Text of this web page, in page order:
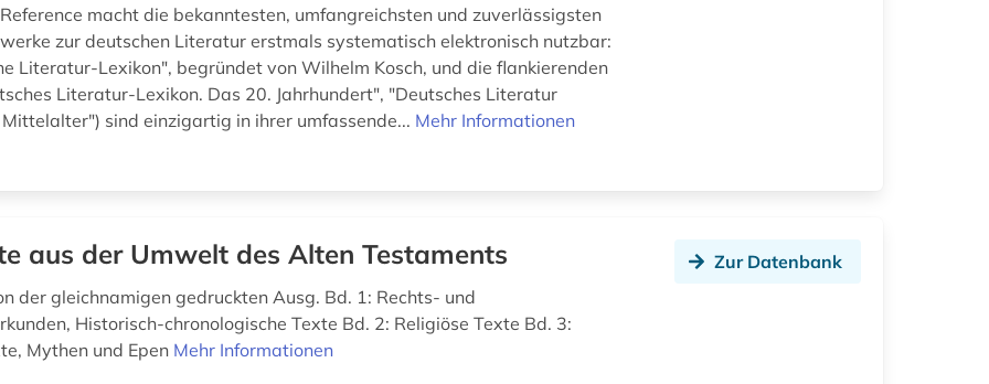
macht die bekanntesten, umfangreichsten und zuverlässigsten
zur deutschen Literatur erstmals systematisch elektronisch nutzbar:
Literatur-Lexikon", begründet von Wilhelm Kosch, und die flankierenden
Literatur-Lexikon. Das 20. Jahrhundert", "Deutsches Literatur
sind einzigartig in ihrer umfassende... Mehr Informationen
aus der Umwelt des Alten Testaments
der gleichnamigen gedruckten Ausg. Bd. 1: Rechts- und
Historisch-chronologische Texte Bd. 2: Religiöse Texte Bd. 3:
Mythen und Epen Mehr Informationen
Zur Datenbank